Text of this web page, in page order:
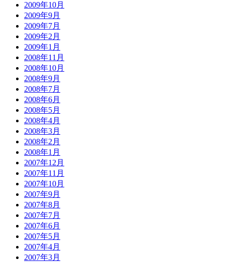
2009年10月
2009年9月
2009年7月
2009年2月
2009年1月
2008年11月
2008年10月
2008年9月
2008年7月
2008年6月
2008年5月
2008年4月
2008年3月
2008年2月
2008年1月
2007年12月
2007年11月
2007年10月
2007年9月
2007年8月
2007年7月
2007年6月
2007年5月
2007年4月
2007年3月